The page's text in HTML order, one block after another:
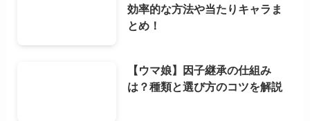
効率的な方法や当たりキャラま
とめ！
【ウマ娘】因子継承の仕組み
は？種類と選び方のコツを解説